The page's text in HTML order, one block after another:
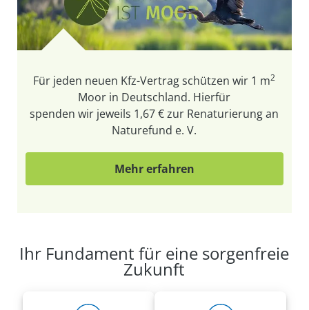
Für jeden neuen Kfz-Vertrag schützen wir 1 m2
Moor in Deutschland. Hierfür
spenden wir jeweils 1,67 € zur Renaturierung an
Naturefund e. V.
Mehr erfahren
Ihr Fundament für eine sorgenfreie
Zukunft